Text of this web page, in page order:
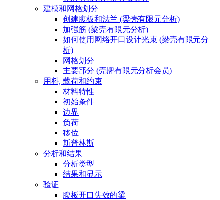
建模和网格划分
创建腹板和法兰 (梁壳有限元分析)
加强筋 (梁壳有限元分析)
如何使用网络开口设计光束 (梁壳有限元分
析)
网格划分
主要部分 (壳牌有限元分析会员)
用料, 载荷和约束
材料特性
初始条件
边界
负荷
移位
斯普林斯
分析和结果
分析类型
结果和显示
验证
腹板开口失效的梁